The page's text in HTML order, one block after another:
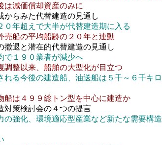
は減価償却資産のみに
からみた代替建造の見通し
０年超えで大半が代替建造期に入る
売船の平均船齢の２０年と連動
撤退と潜在的代替建造の見通し
で１９０業者が減少へ
調整以来、船舶の大型化が目立つ
れる今後の建造船、油送船は５千～６千キロ
船は４９９総トン型を中心に建造か
対策検討会の４つの提言
の強化、環境適応型産業など新たな需要構造